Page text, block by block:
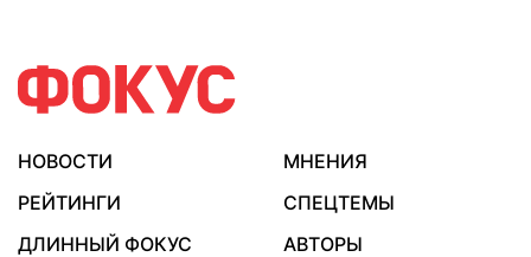
НОВОСТИ
МНЕНИЯ
РЕЙТИНГИ
СПЕЦТЕМЫ
ДЛИННЫЙ ФОКУС
АВТОРЫ